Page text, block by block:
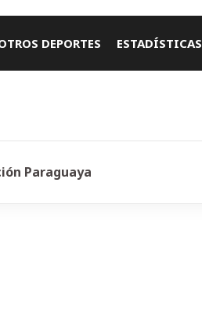
DEPORTES ESTADÍSTICAS
Paraguaya